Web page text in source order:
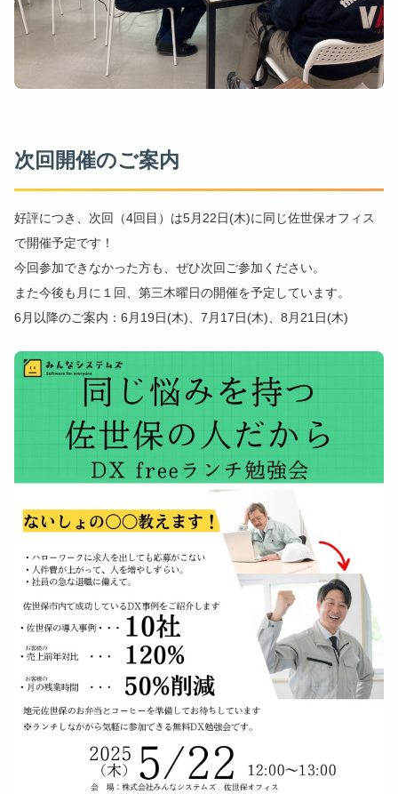
次回開催のご案内
好評につき、次回（4回目）は5月22日(木)に同じ佐世保オフィス
で開催予定です！
今回参加できなかった方も、ぜひ次回ご参加ください。
また今後も月に１回、第三木曜日の開催を予定しています。
6月以降のご案内：6月19日(木)、7月17日(木)、8月21日(木)